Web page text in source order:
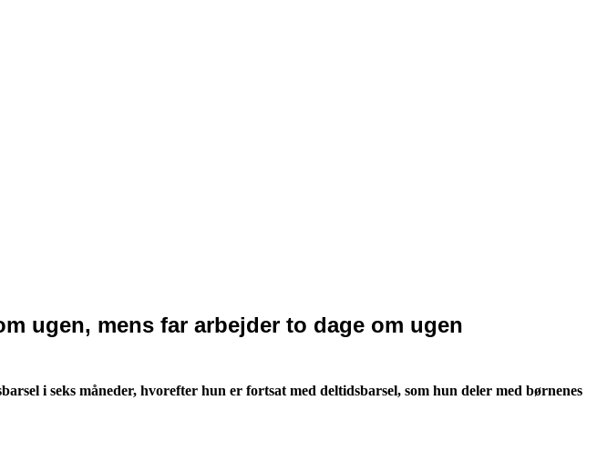
ugen, mens far arbejder to dage om ugen
i seks måneder, hvorefter hun er fortsat med deltidsbarsel, som hun deler med børnenes